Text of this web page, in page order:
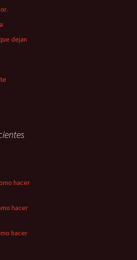
dejan
hacer
hacer
hacer